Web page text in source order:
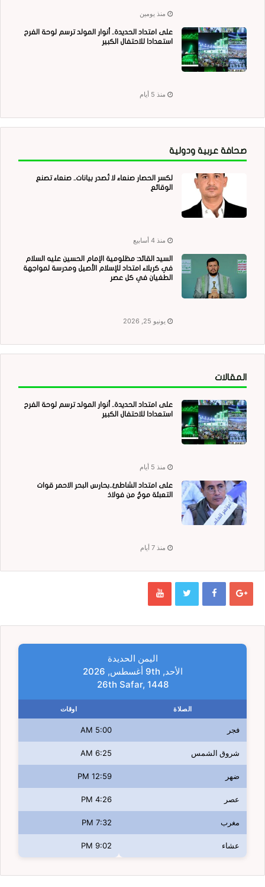
منذ يومين
على امتداد الحديدة.. أنوار المولد ترسم لوحة الفرح
استعدادا للاحتفال الكبير
منذ 5 أيام
صحافة عربية ودولية
لكسر الحصار صنعاء لا تُصدر بيانات.. صنعاء تصنع
الوقائع
منذ 4 أسابيع
السيد القائد: مظلومية الإمام الحسين عليه السلام
في كربلاء امتداد للإسلام الأصيل ومدرسة لمواجهة
الطغيان في كل عصر
يونيو 25, 2026
المقالات
على امتداد الحديدة.. أنوار المولد ترسم لوحة الفرح
استعدادا للاحتفال الكبير
منذ 5 أيام
على امتداد الشاطئ..بحارس البحر الاحمر قوات
التعبئة موجٌ من فولاذ
منذ 7 أيام
اليمن الحديدة
الأحد, 9th أغسطس, 2026
26th Safar, 1448
الصلاة اوقات
فجر 5:00 AM
شروق الشمس 6:25 AM
ضهر 12:59 PM
عصر 4:26 PM
مغرب 7:32 PM
عشاء 9:02 PM